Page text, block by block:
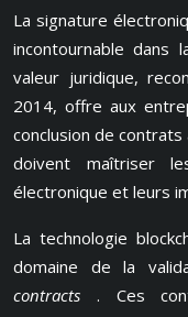
La signature
incontournable dans
valeur juridique,
2014, offre aux
conclusion de
doivent maîtriser
électronique et leurs
La technologie
domaine de la
contracts . Ces